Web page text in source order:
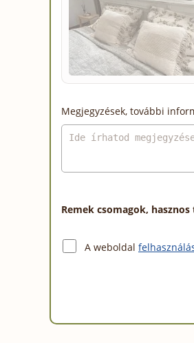
Megjegyzések, további
Remek csomagok,
A weboldal